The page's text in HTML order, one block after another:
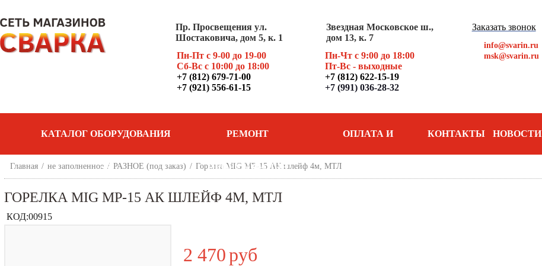
Пр. Просвещения ул.
Шостаковича, дом 5, к. 1
Пн-Пт с 9-00 до 19-00
Сб-Вс с 10:00 до 18:00
+7 (812) 679-71-00
+7 (921) 556-61-15
Звездная Московское ш.,
дом 13, к. 7
Пн-Чт с 9:00 до 18:00
Пт-Вс - выходные
+7 (812) 622-15-19
+7 (991) 036-28-32
Заказать звонок
info@svarin.ru
msk@svarin.ru
КАТАЛОГ ОБОРУДОВАНИЯ РЕМОНТ
ОБОРУДОВАНИЯ
ОПЛАТА И
ДОСТАВКА
КОНТАКТЫ НОВОСТИ
Главная / не заполненное / РАЗНОЕ (под заказ) / Горелка MIG МP-15 АК шлейф 4м, МТЛ
ГОРЕЛКА MIG МP-15 АК ШЛЕЙФ 4М, МТЛ
КОД:00915
2 470руб